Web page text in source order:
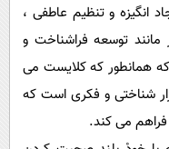
انگیزه و تنظیم عاطفی ،
مانند توسعه فراشناخت و
که همانطور که کلایست می
شناختی و فکری است که
فراهم می کند.